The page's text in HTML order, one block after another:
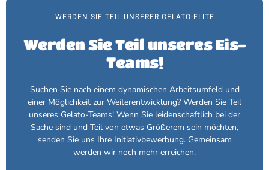
WERDEN SIE TEIL UNSERER GELATO-ELITE
Werden Sie Teil unseres Eis-
Teams!
Suchen Sie nach einem dynamischen Arbeitsumfeld und
einer Möglichkeit zur Weiterentwicklung? Werden Sie Teil
unseres Gelato-Teams! Wenn Sie leidenschaftlich bei der
Sache sind und Teil von etwas Größerem sein möchten,
senden Sie uns Ihre Initiativbewerbung. Gemeinsam
werden wir noch mehr erreichen.